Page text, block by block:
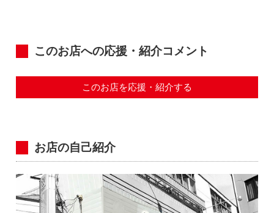
このお店への応援・紹介コメント
このお店を応援・紹介する
お店の自己紹介